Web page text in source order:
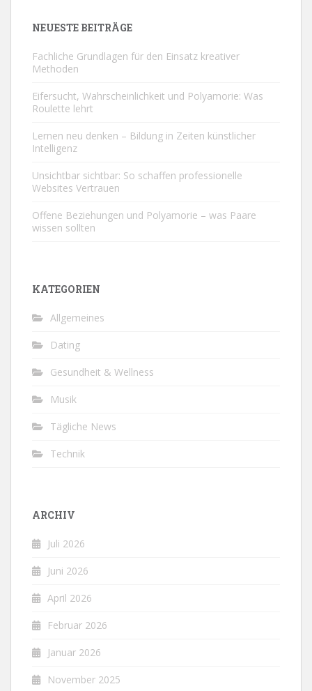
NEUESTE BEITRÄGE
Fachliche Grundlagen für den Einsatz kreativer
Methoden
Eifersucht, Wahrscheinlichkeit und Polyamorie: Was
Roulette lehrt
Lernen neu denken – Bildung in Zeiten künstlicher
Intelligenz
Unsichtbar sichtbar: So schaffen professionelle
Websites Vertrauen
Offene Beziehungen und Polyamorie – was Paare
wissen sollten
KATEGORIEN
Allgemeines
Dating
Gesundheit & Wellness
Musik
Tägliche News
Technik
ARCHIV
Juli 2026
Juni 2026
April 2026
Februar 2026
Januar 2026
November 2025